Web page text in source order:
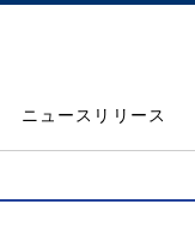
ニュースリリース